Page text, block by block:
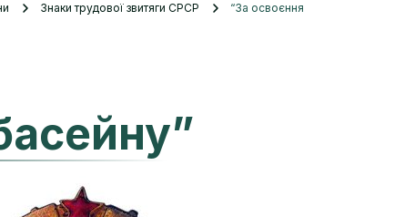
Знаки трудової звитяги СРСР
“За освоєння